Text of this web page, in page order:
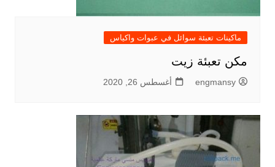
ماكينات تعبئة سوائل في عبوات واكياس
مكن تعبئة زيت
engmansy أغسطس 26, 2020